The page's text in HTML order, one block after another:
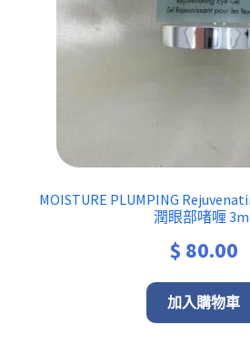
MOISTURE PLUMPING
潤眼部啫喱
$ 80.00
加入購物車